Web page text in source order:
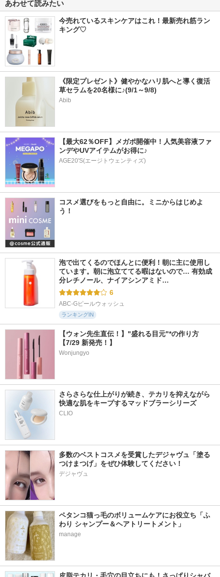
あわせて読みたい
今売れているスキンケアはこれ！最新売れ筋ラン
キング♡
《限定プレゼント》健やかなハリ肌へと導く復活
草セラムを20名様に♪(9/1～9/8)
Abib
【最大62％OFF】メガポ開催中！人気美容液ファ
ンデやUVアイテムがお得に♪
AGE20'S(エージトウェンティズ)
コスメ選びをもっと自由に。ミニからはじめよ
う！
泡で出てくるのでほんとに便利！朝に主に使用し
ています。朝に泡立ててる暇はないので… 有効成
分レチノール、ナイアシンアミド…
6
ABC-Gピールウォッシュ
ランキングIN
【ウォン先生直伝！】"盛れる目元"*の作り方
【7/29 新発売！】
Wonjungyo
さらさらな仕上がりが続き、テカリを抑えながら
快適な肌をキープするマッドブラーシリーズ
多数のベストコスメを受賞したデジャヴュ「塗る
つけまつげ」をぜひ体験してください！
デジャヴュ
ペタンコ猫っ毛のボリュームケアにお役立ち「ふ
わり シャンプー＆ヘアトリートメント」
manage